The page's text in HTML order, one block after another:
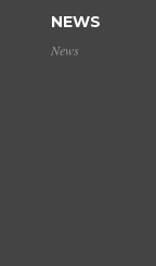
NEWS
News